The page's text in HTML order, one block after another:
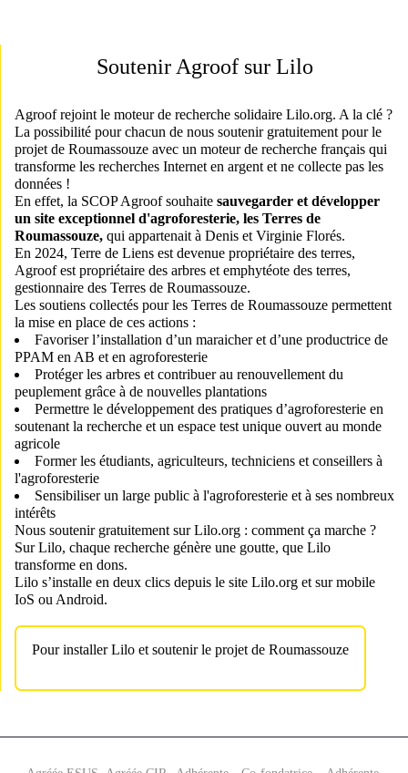
Soutenir Agroof sur Lilo
Agroof rejoint le moteur de recherche solidaire Lilo.org. A la clé ?
La possibilité pour chacun de nous soutenir gratuitement pour le
projet de Roumassouze avec un moteur de recherche français qui
transforme les recherches Internet en argent et ne collecte pas les
données !
En effet, la SCOP Agroof souhaite sauvegarder et développer
un site exceptionnel d'agroforesterie, les Terres de
Roumassouze, qui appartenait à Denis et Virginie Florés.
En 2024, Terre de Liens est devenue propriétaire des terres,
Agroof est propriétaire des arbres et emphytéote des terres,
gestionnaire des Terres de Roumassouze.
Les soutiens collectés pour les Terres de Roumassouze permettent
la mise en place de ces actions :
Favoriser l’installation d’un maraicher et d’une productrice de
PPAM en AB et en agroforesterie
Protéger les arbres et contribuer au renouvellement du
peuplement grâce à de nouvelles plantations
Permettre le développement des pratiques d’agroforesterie en
soutenant la recherche et un espace test unique ouvert au monde
agricole
Former les étudiants, agriculteurs, techniciens et conseillers à
l'agroforesterie
Sensibiliser un large public à l'agroforesterie et à ses nombreux
intérêts
Nous soutenir gratuitement sur Lilo.org : comment ça marche ?
Sur Lilo, chaque recherche génère une goutte, que Lilo
transforme en dons.
Lilo s’installe en deux clics depuis le site Lilo.org et sur mobile
IoS ou Android.
Pour installer Lilo et soutenir le projet de Roumassouze